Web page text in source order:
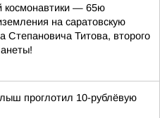
космонавтики — 65ю
на саратовскую
Степановича Титова, второго
проглотил 10-рублёвую